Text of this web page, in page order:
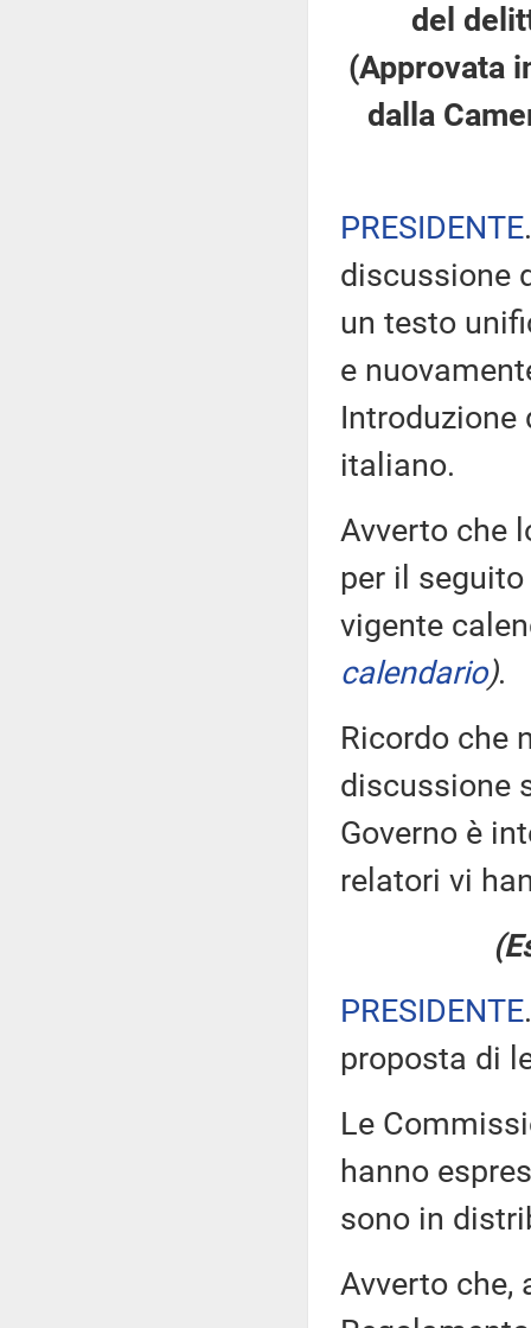
del
(Approvata
dalla
PRESIDENTE
discussione
un testo
e
italiano.
Avverto che
per il
vigente
calendario).
Ricordo che
discussione
Governo è
relatori vi
PRESIDENTE
proposta di
Le
hanno
sono in
Avverto che,